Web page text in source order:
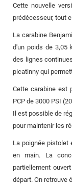
Cette nouvelle
prédécesseur, tout
La carabine
d'un poids de 3,05
des lignes
picatinny qui
Cette carabine est
PCP de 3000 PSI
Il est possible de
pour maintenir les
La poignée pistolet
en main. La
partiellement
départ. On retrouve